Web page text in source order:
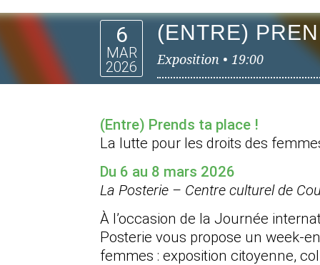
6
MAR
2026
(ENTRE)
Exposition • 19:00
(Entre) Prends ta place !
La lutte pour les droits des
Du 6 au 8 mars 2026
La Posterie – Centre culturel de
À l’occasion de la Journée
Posterie vous propose un week-
femmes : exposition citoyenne,